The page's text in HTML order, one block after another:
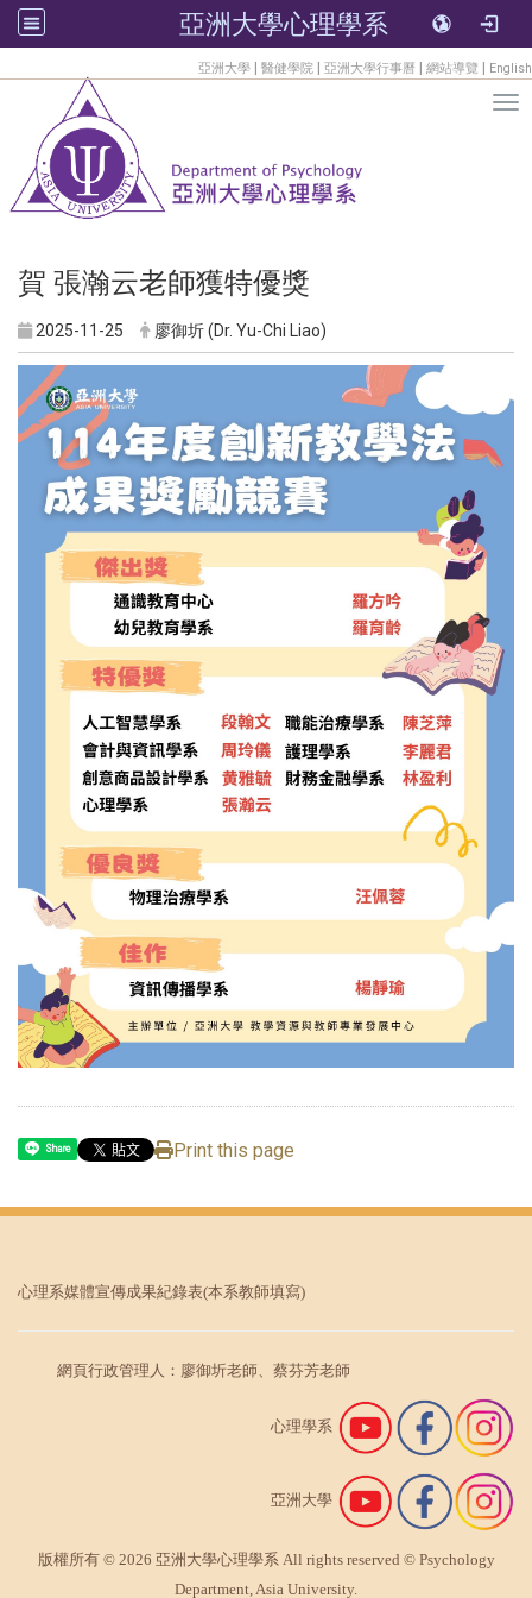
亞洲大學心理學系
亞洲大學 | 醫健學院 | 亞洲大學行事曆 | 網站導覽 | English
賀 張瀚云老師獲特優獎
2025-11-25 廖御圻 (Dr. Yu-Chi Liao)
Share Print this page
心理系媒體宣傳成果紀錄表(本系教師填寫)
網頁行政管理人：廖御圻老師、蔡芬芳老師
心理學系
亞洲大學
版權所有 © 2026 亞洲大學心理學系 All rights reserved © Psychology
Department, Asia University.